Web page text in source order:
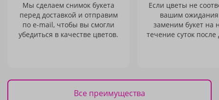
Мы сделаем снимок букета
перед доставкой и отправим
по e-mail, чтобы вы смогли
убедиться в качестве цветов.
Если цветы не
вашим
заменим букет на
течение суток после
Все преимущества